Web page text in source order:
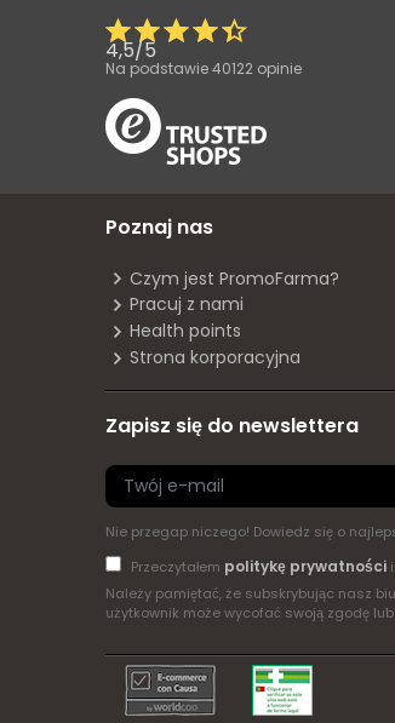
4,5/5
Na podstawie40122 opinie
Poznaj nas
Czym jest PromoFarma?
Pracuj z nami
Health points
Strona korporacyjna
Zapisz się do newslettera
Nie przegap niczego! Dowiedz się o
Przeczytałem politykę prywatnościi
Należy pamiętać, że subskrybując nasz
użytkownik może wycofać swoją zgodę